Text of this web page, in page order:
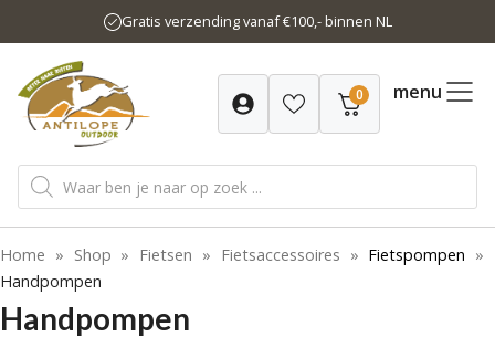
naar
inhoud
Gratis verzending vanaf €100,- binnen NL
0 menu
Producten
zoeken
Home » Shop » Fietsen » Fietsaccessoires » Fietspompen »
Handpompen
Handpompen